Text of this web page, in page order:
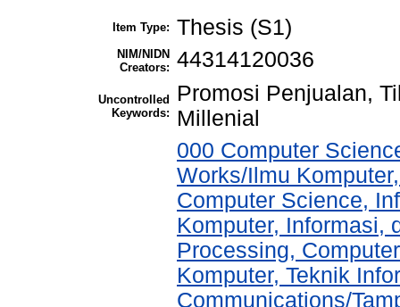
Item Type: Thesis (S1)
NIM/NIDN
Creators: 44314120036
Uncontrolled
Keywords:
Promosi Penjualan,
Millenial
000 Computer
Works/Ilmu
Computer Science,
Komputer, Informasi,
Processing,
Komputer, Teknik
Communications/